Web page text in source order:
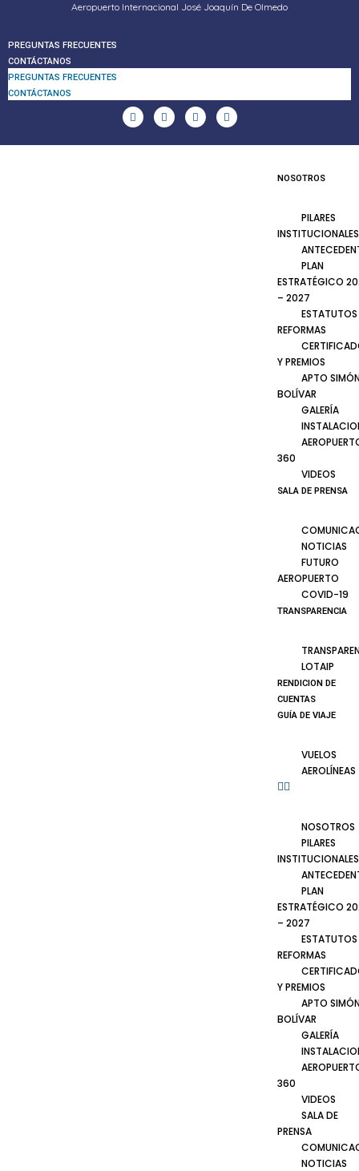
Aeropuerto Internacional José Joaquín De Olmedo
PREGUNTAS FRECUENTES
CONTÁCTANOS
PREGUNTAS FRECUENTES
CONTÁCTANOS
NOSOTROS
PILARES
INSTITUCIONALES
PLAN
ESTRATÉGICO
– 2027
ESTATUTOS
REFORMAS
Y PREMIOS
APTO
BOLÍVAR
GALERÍA
360
VIDEOS
SALA DE PRENSA
NOTICIAS
FUTURO
AEROPUERTO
COVID-19
TRANSPARENCIA
LOTAIP
RENDICION DE
CUENTAS
GUÍA DE VIAJE
VUELOS
AEROLÍNEAS
NOSOTROS
PILARES
INSTITUCIONALES
PLAN
ESTRATÉGICO
– 2027
ESTATUTOS
REFORMAS
Y PREMIOS
APTO
BOLÍVAR
GALERÍA
360
VIDEOS
SALA DE
PRENSA
NOTICIAS